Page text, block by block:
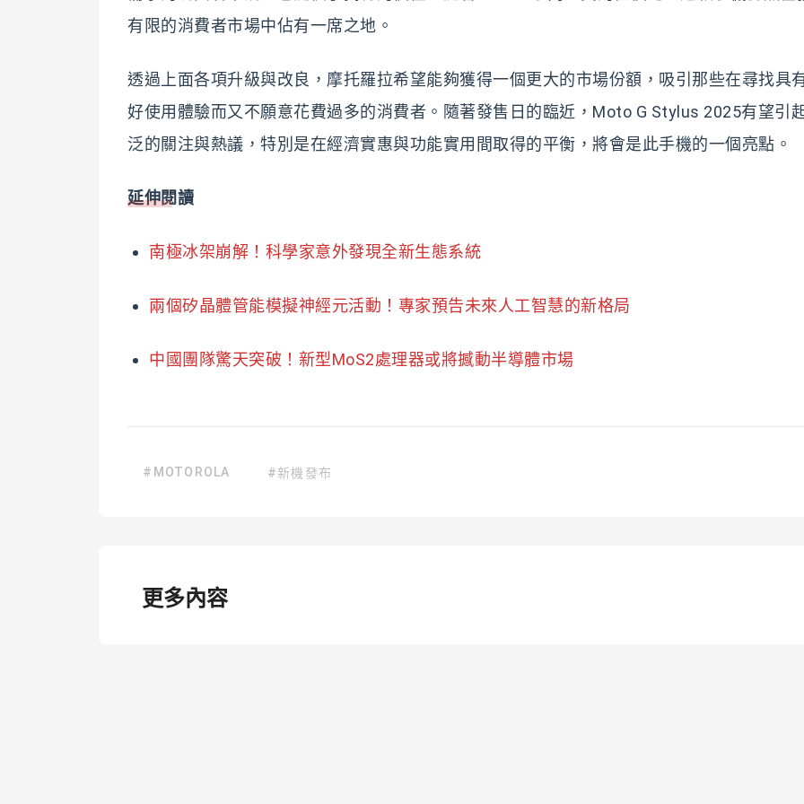
有限的消費者市場中佔有一席之地。
透過上面各項升級與改良，摩托羅拉希望能夠獲得一個更大的市場份額，吸引那些在尋找具
好使用體驗而又不願意花費過多的消費者。隨著發售日的臨近，Moto G Stylus 2025有望引
泛的關注與熱議，特別是在經濟實惠與功能實用間取得的平衡，將會是此手機的一個亮點。
延伸閱讀
南極冰架崩解！科學家意外發現全新生態系統
兩個矽晶體管能模擬神經元活動！專家預告未來人工智慧的新格局
中國團隊驚天突破！新型MoS2處理器或將撼動半導體市場
#MOTOROLA #新機發布
更多內容